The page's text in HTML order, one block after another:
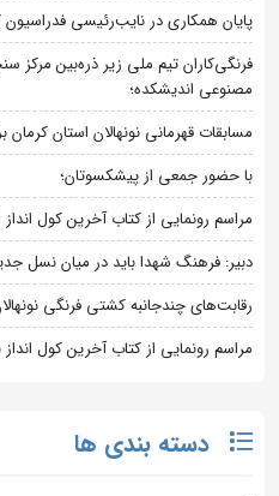
پایان همکاری در نایب‌رئیسی
فرنگی‌کاران تیم ملی زیر ذره‌بین
مصنوعی اندیشکده؛
مسابقات قهرمانی نونهالان استان کرمان
با حضور جمعی از پیشکسوتان؛
مراسم رونمایی از کتاب آخرین کول
دبیر: فرهنگ شهدا باید در میان نسل
رقابت‌های چندجانبه کشتی فرنگی
مراسم رونمایی از کتاب آخرین کول انداز
دسته بندی ها